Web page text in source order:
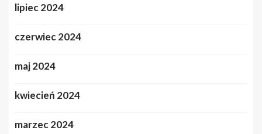
lipiec 2024
czerwiec 2024
maj 2024
kwiecień 2024
marzec 2024